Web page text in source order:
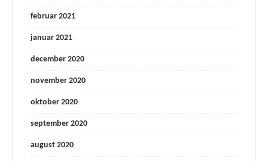
februar 2021
januar 2021
december 2020
november 2020
oktober 2020
september 2020
august 2020